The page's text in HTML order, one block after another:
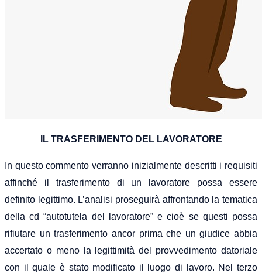
IL TRASFERIMENTO DEL LAVORATORE
In questo commento verranno inizialmente descritti i requisiti
affinché il trasferimento di un lavoratore possa essere
definito legittimo. L’analisi proseguirà affrontando la tematica
della cd “autotutela del lavoratore” e cioè se questi possa
rifiutare un trasferimento ancor prima che un giudice abbia
accertato o meno la legittimità del provvedimento datoriale
con il quale è stato modificato il luogo di lavoro. Nel terzo